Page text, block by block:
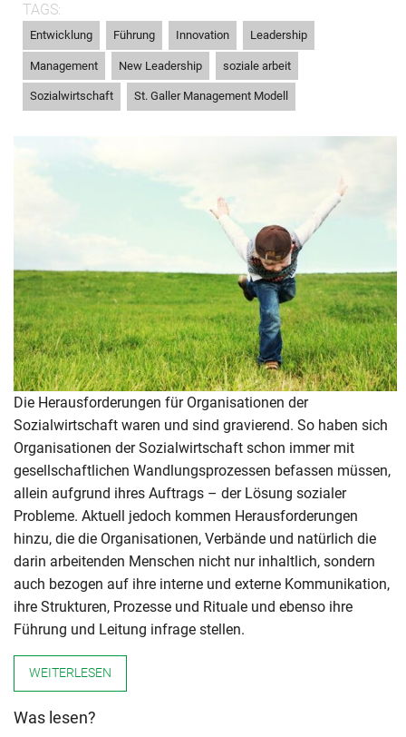
TAGS:
Entwicklung Führung Innovation Leadership
Management New Leadership soziale arbeit
Sozialwirtschaft St. Galler Management Modell
Die Herausforderungen für Organisationen der
Sozialwirtschaft waren und sind gravierend. So haben sich
Organisationen der Sozialwirtschaft schon immer mit
gesellschaftlichen Wandlungsprozessen befassen müssen,
allein aufgrund ihres Auftrags – der Lösung sozialer
Probleme. Aktuell jedoch kommen Herausforderungen
hinzu, die die Organisationen, Verbände und natürlich die
darin arbeitenden Menschen nicht nur inhaltlich, sondern
auch bezogen auf ihre interne und externe Kommunikation,
ihre Strukturen, Prozesse und Rituale und ebenso ihre
Führung und Leitung infrage stellen.
WEITERLESEN
Was lesen?